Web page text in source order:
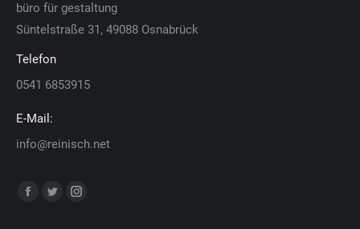
büro für gestaltung
Süntelstraße 31, 49088 Osnabrück
Telefon
0541 6853915
E-Mail:
info@reinisch.net
Finden Sie uns auf:
Facebook
TwitterInstagram